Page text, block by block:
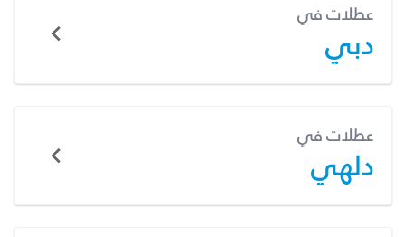
عطلات في
دبي
عطلات في
دلهي